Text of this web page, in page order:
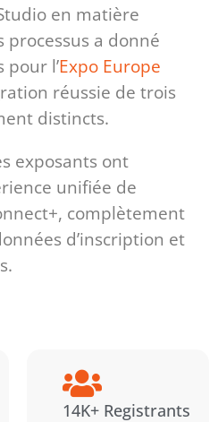
Studio en matière
processus a donné
pour l’Expo Europe
réussie de trois
distincts.
exposants ont
unifiée de
complètement
d’inscription et
14K+ Registrants